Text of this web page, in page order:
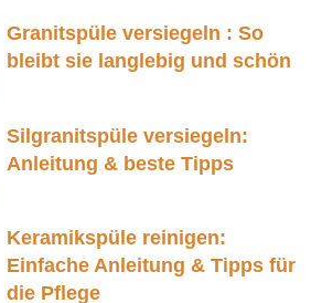
Granitspüle versiegeln : So
bleibt sie langlebig und schön
Silgranitspüle versiegeln:
Anleitung & beste Tipps
Keramikspüle reinigen:
Einfache Anleitung & Tipps für
die Pflege